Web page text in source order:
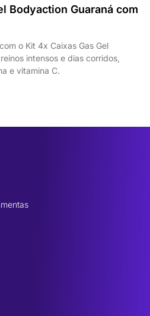
Bodyaction Guaraná com
o Kit 4x Caixas Gas Gel
intensos e dias corridos,
e vitamina C.